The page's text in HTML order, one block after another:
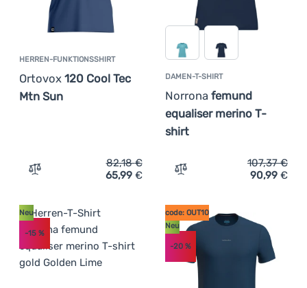
HERREN-FUNKTIONSSHIRT
Ortovox 120 Cool Tec
Mtn Sun
Zum Vergleich 'Herren-Funktionsshirt Ortovox 120 Cool
82,18€
65,99 €
DAMEN-T-SHIRT
Norrona femund
equaliser merino T-
shirt
Zum Vergleich 'Damen-
107,37€
90,99 €
Neu
-15 %
code: OUT10
Neu
-20%